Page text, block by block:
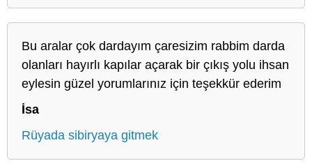
Bu aralar çok dardayım çaresizim rabbim darda
olanları hayırlı kapılar açarak bir çıkış yolu ihsan
eylesin güzel yorumlarınız için teşekkür ederim
İsa
Rüyada sibiryaya gitmek